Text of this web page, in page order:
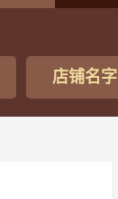
店铺名字